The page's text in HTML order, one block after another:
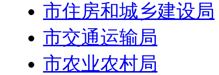
市住房和城乡建设局
市交通运输局
市农业农村局